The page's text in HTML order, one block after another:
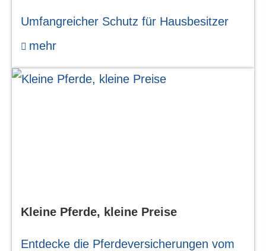
Umfangreicher Schutz für Hausbesitzer
mehr
Kleine Pferde, kleine Preise
Entdecke die Pferdeversicherungen vom